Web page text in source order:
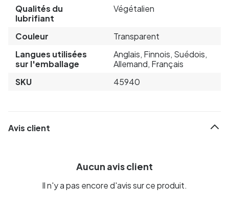
Qualités du
lubrifiant
Végétalien
Couleur
Transparent
Langues utilisées
sur l'emballage
Anglais, Finnois, Suédois,
Allemand, Français
SKU
45940
Avis client
Aucun avis client
Il n'y a pas encore d'avis sur ce produit.